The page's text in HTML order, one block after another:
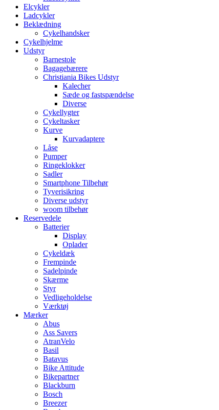
Elcykler
Ladcykler
Beklædning
Cykelhandsker
Cykelhjelme
Udstyr
Barnestole
Bagagebærere
Christiania Bikes Udstyr
Kalecher
Sæde og fastspændelse
Diverse
Cykellygter
Cykeltasker
Kurve
Kurvadaptere
Låse
Pumper
Ringeklokker
Sadler
Smartphone Tilbehør
Tyverisikring
Diverse udstyr
woom tilbehør
Reservedele
Batterier
Display
Oplader
Cykeldæk
Frempinde
Sadelpinde
Skærme
Styr
Vedligeholdelse
Værktøj
Mærker
Abus
Ass Savers
AtranVelo
Basil
Batavus
Bike Attitude
Bikepartner
Blackburn
Bosch
Breezer